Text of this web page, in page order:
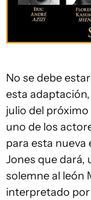
No se debe
esta
julio del
uno de los
para esta nueva
Jones que dará,
solemne al león
interpretado